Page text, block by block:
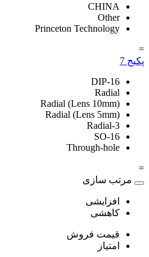
CHINA
Other
Princeton Technology
=
پکیج 7
DIP-16
Radial
Radial (Lens 10mm)
Radial (Lens 5mm)
Radial-3
SO-16
Through-hole
=
مرتب سازی
افزایشی
کاهشی
قیمت فروش
امتیاز